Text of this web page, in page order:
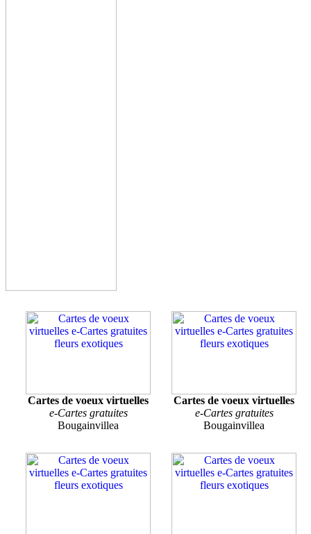
Cartes de voeux virtuelles
e-Cartes gratuites
Bougainvillea
Cartes de voeux virtuelles
e-Cartes gratuites
Bougainvillea